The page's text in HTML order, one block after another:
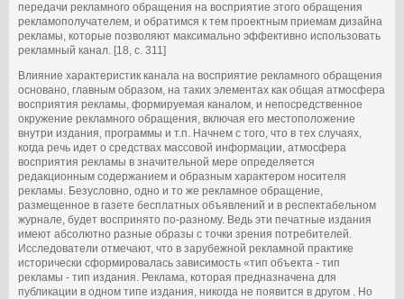
передачи рекламного обращения на восприятие этого обращения
рекламополучателем, и обратимся к тем проектным приемам дизайна
рекламы, которые позволяют максимально эффективно использовать
рекламный канал. [18, с. 311]
Влияние характеристик канала на восприятие рекламного обращения
основано, главным образом, на таких элементах как общая атмосфера
восприятия рекламы, формируемая каналом, и непосредственное
окружение рекламного обращения, включая его местоположение
внутри издания, программы и т.п. Начнем с того, что в тех случаях,
когда речь идет о средствах массовой информации, атмосфера
восприятия рекламы в значительной мере определяется
редакционным содержанием и образным характером носителя
рекламы. Безусловно, одно и то же рекламное обращение,
размещенное в газете бесплатных объявлений и в респектабельном
журнале, будет воспринято по-разному. Ведь эти печатные издания
имеют абсолютно разные образы с точки зрения потребителей.
Исследователи отмечают, что в зарубежной рекламной практике
исторически сформировалась зависимость «тип объекта - тип
рекламы - тип издания. Реклама, которая предназначена для
публикации в одном типе издания, никогда не появится в другом . Но